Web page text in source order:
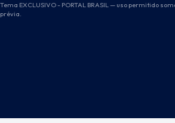
Tema EXCLUSIVO - PORTAL BRASIL — uso permitido
prévia.